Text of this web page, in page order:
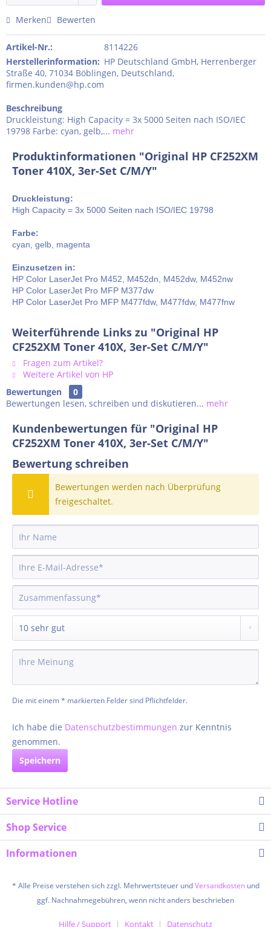
Merken Bewerten
Artikel-Nr.:
8114226
Herstellerinformation: HP Deutschland GmbH, Herrenberger
Straße 40, 71034 Böblingen, Deutschland,
firmen.kunden@hp.com
Beschreibung
Druckleistung: High Capacity = 3x 5000 Seiten nach ISO/IEC
19798 Farbe: cyan, gelb,... mehr
Produktinformationen "Original HP CF252XM
Toner 410X, 3er-Set C/M/Y"
Druckleistung:
High Capacity = 3x 5000 Seiten nach ISO/IEC 19798
Farbe:
cyan, gelb, magenta
Einzusetzen in:
HP Color LaserJet Pro M452, M452dn, M452dw, M452nw
HP Color LaserJet Pro MFP M377dw
HP Color LaserJet Pro MFP M477fdw, M477fdw, M477fnw
Weiterführende Links zu "Original HP
CF252XM Toner 410X, 3er-Set C/M/Y"
Fragen zum Artikel?
Weitere Artikel von HP
Bewertungen
0
Bewertungen lesen, schreiben und diskutieren... mehr
Kundenbewertungen für "Original HP
CF252XM Toner 410X, 3er-Set C/M/Y"
Bewertung schreiben
Bewertungen werden nach Überprüfung
freigeschaltet.
Die mit einem * markierten Felder sind Pflichtfelder.
Ich habe die Datenschutzbestimmungen zur Kenntnis
genommen.
Speichern
Service Hotline
Shop Service
Informationen
* Alle Preise verstehen sich zzgl. Mehrwertsteuer undVersandkostenund
ggf. Nachnahmegebühren, wenn nicht anders beschrieben
Hilfe / Support Kontakt Datenschutz